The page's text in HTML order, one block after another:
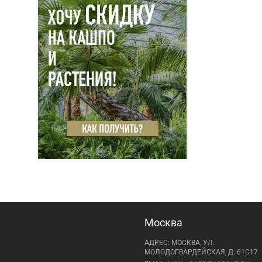
Москва
АДРЕС: МОСКВА, УЛ.
МОЛОДОГВАРДЕЙСКАЯ, Д. 61С17